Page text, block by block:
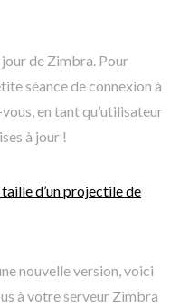
de Zimbra. Pour
séance de connexion à
en tant qu’utilisateur
à jour !
d’un projectile de
nouvelle version, voici
à votre serveur Zimbra